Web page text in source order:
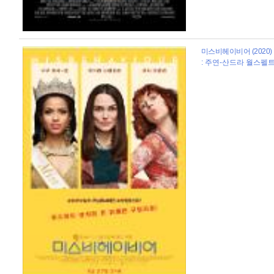
미스비헤이비어 (2020)
: 주연-산드라 월스펠